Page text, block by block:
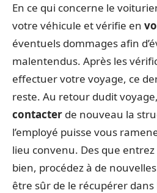
En ce qui concerne le
votre véhicule et vérifie en
éventuels dommages afin
malentendus. Après les
effectuer votre voyage, ce
reste. Au retour dudit
contacter de nouveau la
l’employé puisse vous
lieu convenu. Des que entrez
bien, procédez à de
être sûr de le récupérer